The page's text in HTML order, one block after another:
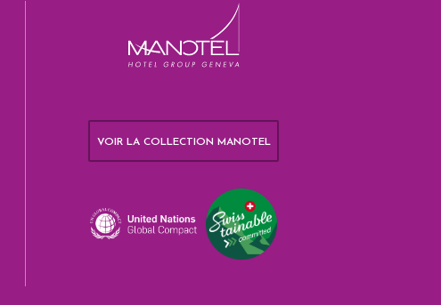
VOIR LA COLLECTION MANOTEL